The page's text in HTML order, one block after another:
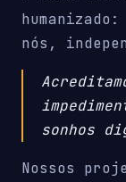
nós,
sonhos
Nossos